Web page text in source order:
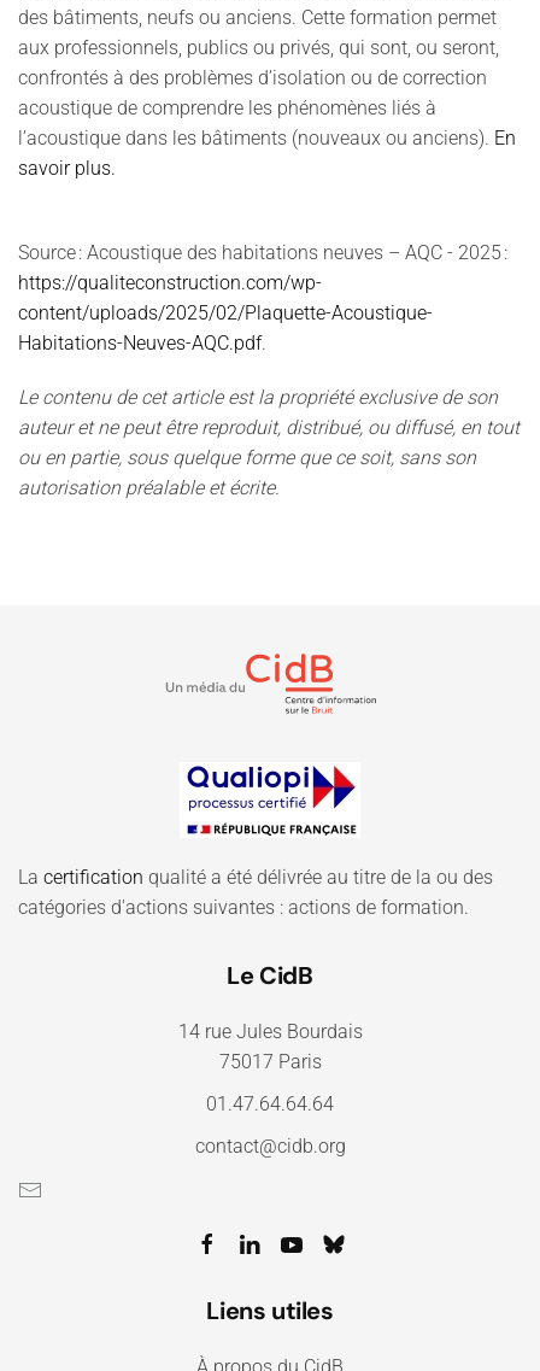
des bâtiments, neufs ou anciens. Cette formation permet
aux professionnels, publics ou privés, qui sont, ou seront,
confrontés à des problèmes d’isolation ou de correction
acoustique de comprendre les phénomènes liés à
l’acoustique dans les bâtiments (nouveaux ou anciens). En
savoir plus.
Source : Acoustique des habitations neuves – AQC - 2025 :
https://qualiteconstruction.com/wp-
content/uploads/2025/02/Plaquette-Acoustique-
Habitations-Neuves-AQC.pdf.
Le contenu de cet article est la propriété exclusive de son
auteur et ne peut être reproduit, distribué, ou diffusé, en tout
ou en partie, sous quelque forme que ce soit, sans son
autorisation préalable et écrite.
La certification qualité a été délivrée au titre de la ou des
catégories d'actions suivantes : actions de formation.
Le CidB
14 rue Jules Bourdais
75017 Paris
01.47.64.64.64
contact@cidb.org
Liens utiles